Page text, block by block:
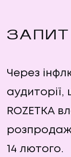
ЗАПИТ
Через
ROZETKA
14 лютого.